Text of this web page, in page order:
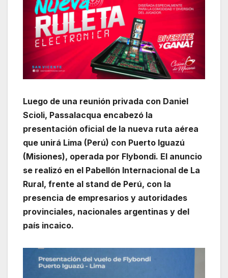
Luego de una reunión privada con Daniel
Scioli, Passalacqua encabezó la
presentación oficial de la nueva ruta aérea
que unirá Lima (Perú) con Puerto Iguazú
(Misiones), operada por Flybondi. El anuncio
se realizó en el Pabellón Internacional de La
Rural, frente al stand de Perú, con la
presencia de empresarios y autoridades
provinciales, nacionales argentinas y del
país incaico.